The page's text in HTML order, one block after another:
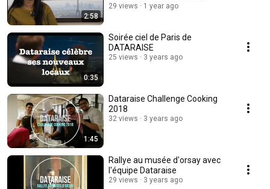
2:58
(Dataraise)
29 views 1 year ago
0:35
Soirée ciel de Paris de
DATARAISE
25 views 3 years ago
1:45
Dataraise Challenge Cooking
2018
32 views 3 years ago
Rallye au musée d'orsay avec
l'équipe Dataraise
29 views 3 years ago